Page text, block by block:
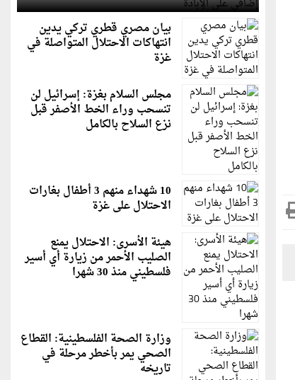
بيان مصري قطري تركي يدين
انتهاكات الاحتلال المتواصلة في
غزة
مجلس السلام بغزة: إسرائيل لن
تنسحب وراء الخط الأصفر قبل
نزع السلاح بالكامل
10 شهداء منهم 3 أطفال بغارات
الاحتلال على غزة
هيئة الأسرى: الاحتلال يمنع
الصليب الأحمر من زيارة أي أسير
فلسطيني منذ 30 شهرا
وزارة الصحة الفلسطينية: القطاع
الصحي يمر بأخطر مرحلة في
تاريخه